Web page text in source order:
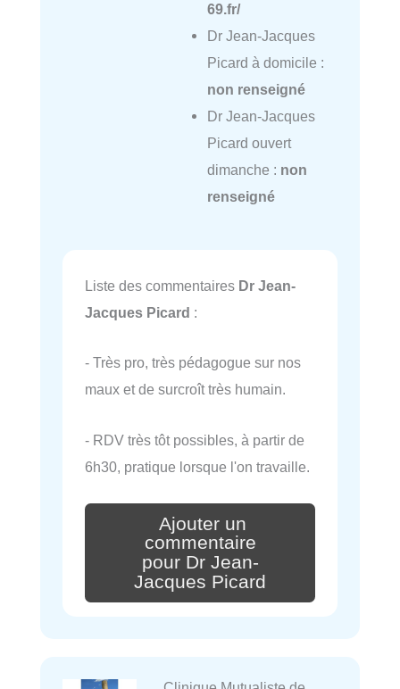
69.fr/
Dr Jean-Jacques
Picard à domicile :
non renseigné
Dr Jean-Jacques
Picard ouvert
dimanche : non
renseigné
Liste des commentaires Dr Jean-
Jacques Picard :
- Très pro, très pédagogue sur nos
maux et de surcroît très humain.
- RDV très tôt possibles, à partir de
6h30, pratique lorsque l'on travaille.
Ajouter un
commentaire
pour Dr Jean-
Jacques Picard